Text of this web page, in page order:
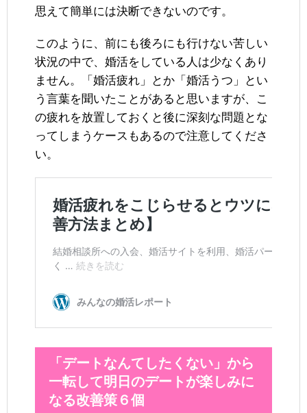
思えて簡単には決断できないのです。
このように、前にも後ろにも行けない苦しい
状況の中で、婚活をしている人は少なくあり
ません。「婚活疲れ」とか「婚活うつ」とい
う言葉を聞いたことがあると思いますが、こ
の疲れを放置しておくと後に深刻な問題とな
ってしまうケースもあるので注意してくださ
い。
「デートなんてしたくない」から
一転して明日のデートが楽しみに
なる改善策６個